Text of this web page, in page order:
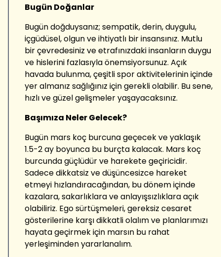
Bugün Doğanlar
Bugün doğduysanız; sempatik, derin, duygulu,
içgüdüsel, olgun ve ihtiyatlı bir insansınız. Mutlu
bir çevredesiniz ve etrafınızdaki insanların duygu
ve hislerini fazlasıyla önemsiyorsunuz. Açık
havada bulunma, çeşitli spor aktivitelerinin içinde
yer almanız sağlığınız için gerekli olabilir. Bu sene,
hızlı ve güzel gelişmeler yaşayacaksınız.
Başımıza Neler Gelecek?
Bugün mars koç burcuna geçecek ve yaklaşık
1.5-2 ay boyunca bu burçta kalacak. Mars koç
burcunda güçlüdür ve harekete geçiricidir.
Sadece dikkatsiz ve düşüncesizce hareket
etmeyi hızlandıracağından, bu dönem içinde
kazalara, sakarlıklara ve anlayışsızlıklara açık
olabiliriz. Ego sürtüşmeleri, gereksiz cesaret
gösterilerine karşı dikkatli olalım ve planlarımızı
hayata geçirmek için marsın bu rahat
yerleşiminden yararlanalım.